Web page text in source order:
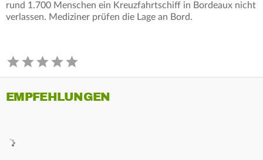
rund 1.700 Menschen ein Kreuzfahrtschiff in Bordeaux nicht
verlassen. Mediziner prüfen die Lage an Bord.
EMPFEHLUNGEN